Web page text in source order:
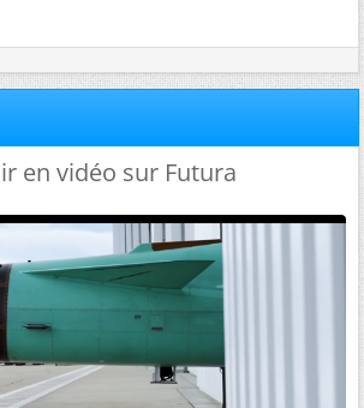
en vidéo sur Futura